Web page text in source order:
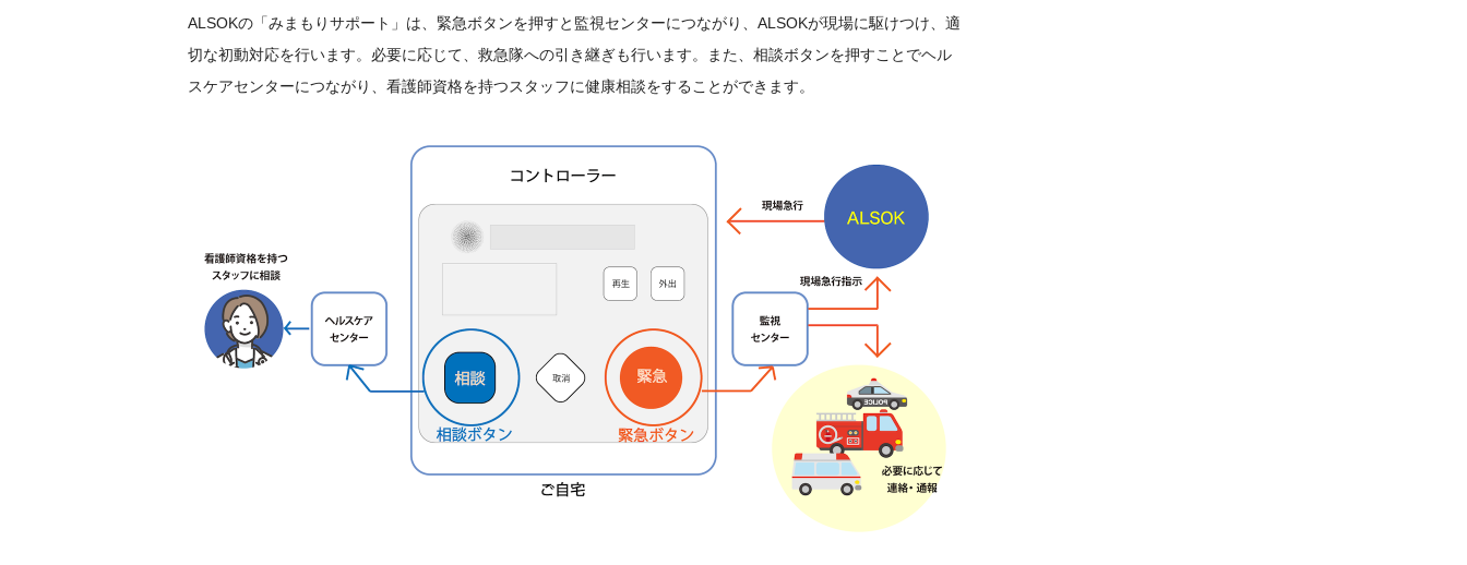
ALSOKの「みまもりサポート」は、緊急ボタンを押すと監視センターにつながり、ALSOKが現場に駆けつけ、適
切な初動対応を行います。必要に応じて、救急隊への引き継ぎも行います。また、相談ボタンを押すことでヘル
スケアセンターにつながり、看護師資格を持つスタッフに健康相談をすることができます。